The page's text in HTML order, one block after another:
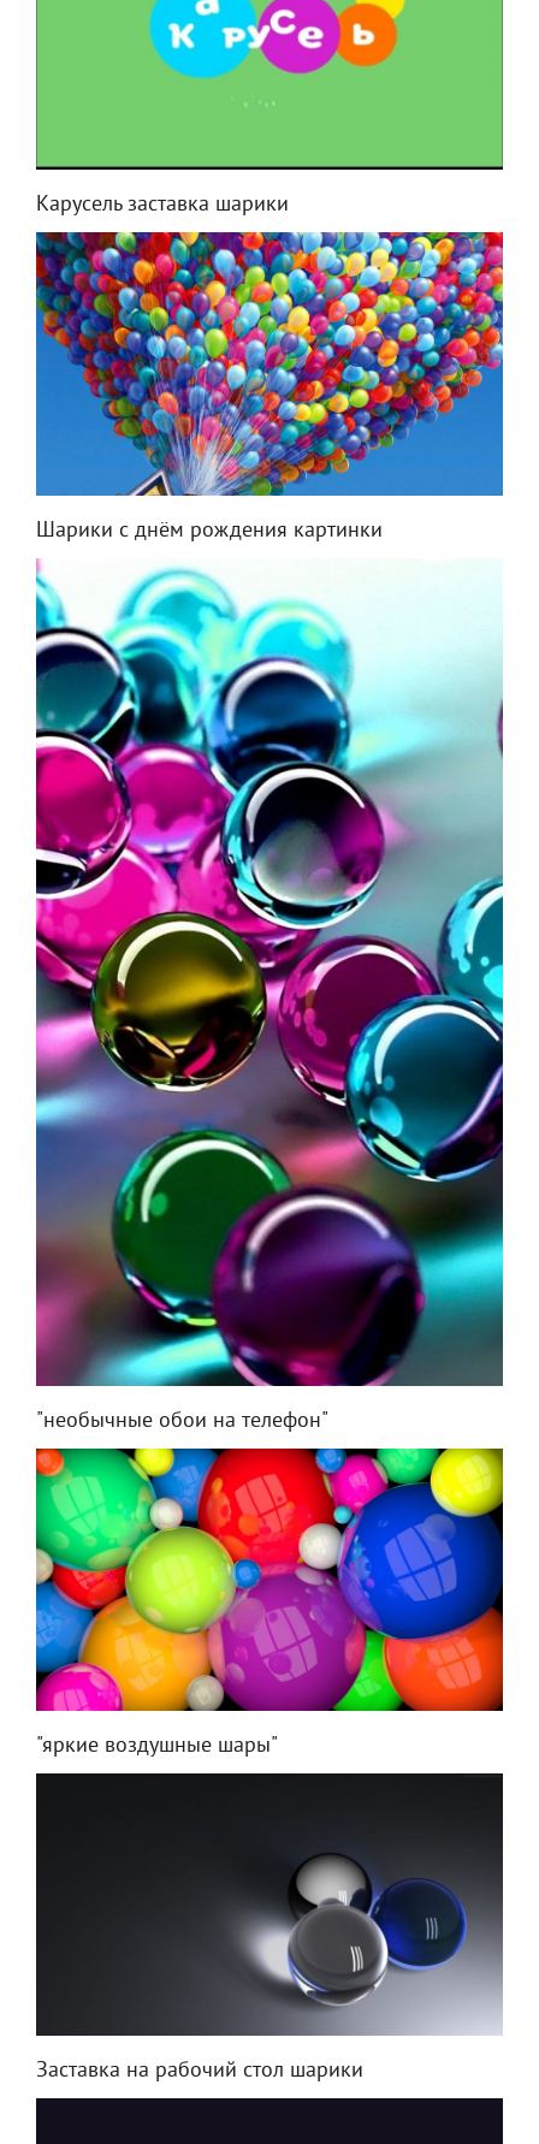
Карусель заставка шарики
Шарики с днём рождения картинки
"необычные обои на телефон"
"яркие воздушные шары"
Заставка на рабочий стол шарики